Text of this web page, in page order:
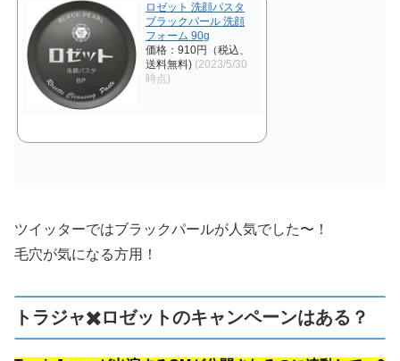
ロゼット 洗顔パスタ
ブラックパール 洗顔
フォーム 90g
価格：910円（税込、
送料無料) (2023/5/30
時点)
ツイッターではブラックパールが人気でした〜！
毛穴が気になる方用！
トラジャ✖️ロゼットのキャンペーンはある？